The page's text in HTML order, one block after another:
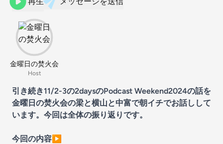
金曜日の焚火会
Host
引き続き11/2-3の2daysのPodcast Weekend2024の話を
金曜日の焚火会の梁と横山と中富で朝イチでお話しして
います。今回は全体の振り返りです。
今回の内容▶︎